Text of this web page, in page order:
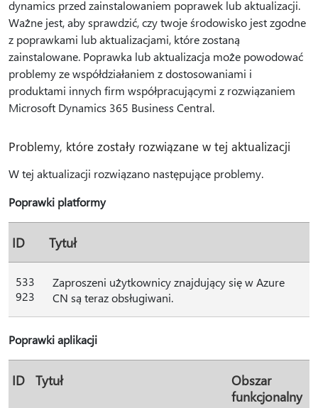
dynamics przed zainstalowaniem poprawek lub aktualizacji.
Ważne jest, aby sprawdzić, czy twoje środowisko jest zgodne
z poprawkami lub aktualizacjami, które zostaną
zainstalowane. Poprawka lub aktualizacja może powodować
problemy ze współdziałaniem z dostosowaniami i
produktami innych firm współpracującymi z rozwiązaniem
Microsoft Dynamics 365 Business Central.
Problemy, które zostały rozwiązane w tej aktualizacji
W tej aktualizacji rozwiązano następujące problemy.
Poprawki platformy
ID Tytuł
533
923
Zaproszeni użytkownicy znajdujący się w Azure
CN są teraz obsługiwani.
Poprawki aplikacji
ID Tytuł
Obszar
funkcjonalny